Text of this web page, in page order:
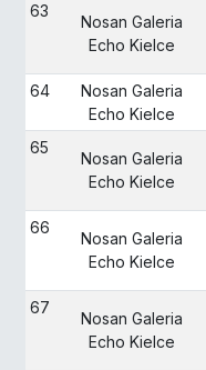
63
Nosan Galeria
Echo Kielce
64
Nosan Galeria
Echo Kielce
65
Nosan Galeria
Echo Kielce
66
Nosan Galeria
Echo Kielce
67
Nosan Galeria
Echo Kielce